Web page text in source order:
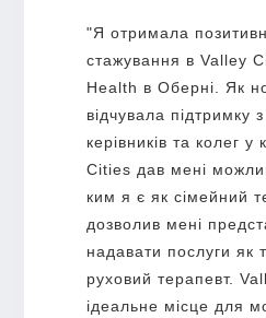
"Я отримала
стажування в Valley
Health в Оберні. Як
відчувала підтримку
керівників та колег у
Cities дав мені
ким я є як сімейний
дозволив мені
надавати послуги як
руховий терапевт.
ідеальне місце для